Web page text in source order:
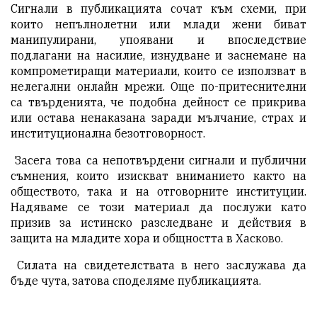
Сигнали в публикацията сочат към схеми, при
които непълнолетни или млади жени биват
манипулирани, упоявани и впоследствие
подлагани на насилие, изнудване и заснемане на
компрометиращи материали, които се използват в
нелегални онлайн мрежи. Още по-притеснителни
са твърденията, че подобна дейност се прикрива
или остава ненаказана заради мълчание, страх и
институционална безотговорност.
Засега това са непотвърдени сигнали и публични
съмнения, които изискват вниманието както на
обществото, така и на отговорните институции.
Надяваме се този материал да послужи като
призив за истинско разследване и действия в
защита на младите хора и общността в Хасково.
Силата на свидетелствата в него заслужава да
бъде чута, затова споделяме публикацията.